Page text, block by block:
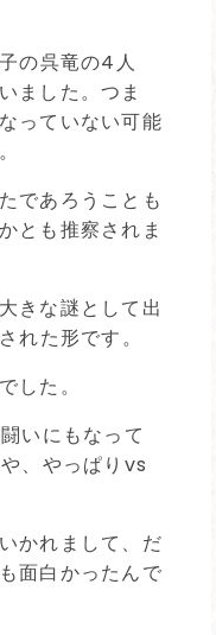
の呉竜の4人
ました。つま
っていない可能
であろうことも
とも推察されま
きな謎として出
れた形です。
した。
いにもなって
、やっぱりvs
かれまして、だ
面白かったんで